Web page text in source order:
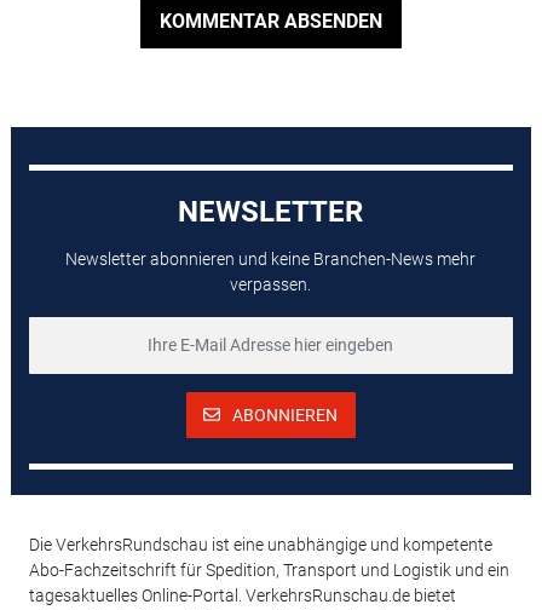
KOMMENTAR ABSENDEN
NEWSLETTER
Newsletter abonnieren und keine Branchen-News mehr
verpassen.
ABONNIEREN
Die VerkehrsRundschau ist eine unabhängige und kompetente
Abo-Fachzeitschrift für Spedition, Transport und Logistik und ein
tagesaktuelles Online-Portal. VerkehrsRunschau.de bietet